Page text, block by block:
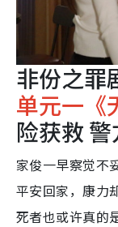
非份之罪
单元一《
险获救
家俊一早察觉不
平安回家，康力
死者也或许真